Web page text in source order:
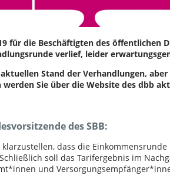
für die Beschäftigten des öffentlichen
verlief, leider
Stand der Verhandlungen,
Sie über die Website des dbb
des SBB:
dass die
soll das Tarifergebnis im
und